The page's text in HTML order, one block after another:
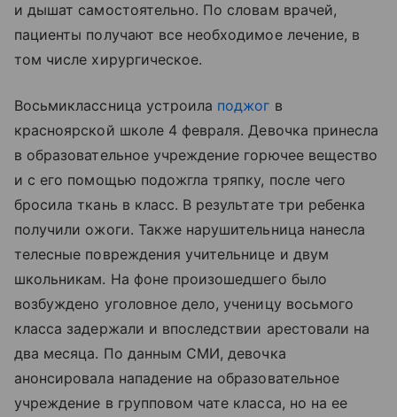
и дышат самостоятельно. По словам врачей,
пациенты получают все необходимое лечение, в
том числе хирургическое.
Восьмиклассница устроила поджог в
красноярской школе 4 февраля. Девочка принесла
в образовательное учреждение горючее вещество
и с его помощью подожгла тряпку, после чего
бросила ткань в класс. В результате три ребенка
получили ожоги. Также нарушительница нанесла
телесные повреждения учительнице и двум
школьникам. На фоне произошедшего было
возбуждено уголовное дело, ученицу восьмого
класса задержали и впоследствии арестовали на
два месяца. По данным СМИ, девочка
анонсировала нападение на образовательное
учреждение в групповом чате класса, но на ее